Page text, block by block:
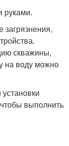
руками.
скважины,
на воду можно
выполнить